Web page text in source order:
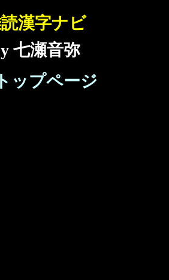
漢字ナビ
七瀬音弥
ップページ